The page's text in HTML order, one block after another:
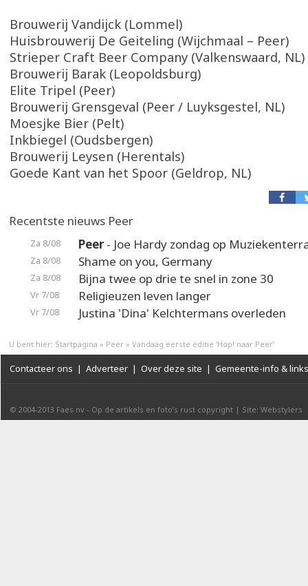
Brouwerij Vandijck (Lommel)
Huisbrouwerij De Geiteling (Wijchmaal – Peer)
Strieper Craft Beer Company (Valkenswaard, NL)
Brouwerij Barak (Leopoldsburg)
Elite Tripel (Peer)
Brouwerij Grensgeval (Peer / Luyksgestel, NL)
Moesjke Bier (Pelt)
Inkbiegel (Oudsbergen)
Brouwerij Leysen (Herentals)
Goede Kant van het Spoor (Geldrop, NL)
Recentste nieuws Peer
Za 8/08 Peer- Joe Hardy zondag op
Za 8/08 Shame on you, Germany
Za 8/08 Bijna twee op drie te snel in zone 30
Vr 7/08 Religieuzen leven langer
Vr 7/08 Justina 'Dina' Kelchtermans overleden
U bent hier: Startpagina » Peer » Vandaag eerste editie ‘Hop! naar Peer’
Contacteer ons | Adverteer | Over deze site | Gemeente-info & links
© 2004-2013 Faes nv - Op de artikels en foto’s rust copyright | Site: Webstylers